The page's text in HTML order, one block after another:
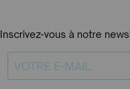
Inscrivez-vous à notre